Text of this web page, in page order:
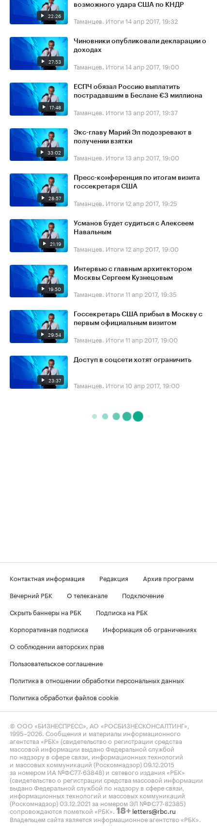
22:26
возможного удара США по КНДР
Таманцев. Итоги 14 апр 2017, 19:32
27:53
Чиновники опубликовали декларации о
доходах
Таманцев. Итоги 14 апр 2017, 19:00
17:48
ЕСПЧ обязал Россию выплатить
пострадавшим в Беслане €3 миллиона
Таманцев. Итоги 13 апр 2017, 19:37
33:02
Экс-главу Марий Эл подозревают в
получении взятки
Таманцев. Итоги 13 апр 2017, 19:00
28:57
Пресс-конференция по итогам визита
госсекретаря США
Таманцев. Итоги 12 апр 2017, 19:25
21:19
Усманов будет судиться с Алексеем
Навальным
Таманцев. Итоги 12 апр 2017, 19:00
19:50
Интервью с главным архитектором
Москвы Сергеем Кузнецовым
Таманцев. Итоги 11 апр 2017, 19:35
29:54
Госсекретарь США прибыл в Москву с
первым официальным визитом
Таманцев. Итоги 11 апр 2017, 19:00
23:37
Доступ в соцсети хотят ограничить
Таманцев. Итоги 10 апр 2017, 19:00
Контактная информация Редакция
Архив программ
Вечерний РБК
О телеканале
Подключение
Скрыть баннеры на РБК
Подписка на РБК
Корпоративная подписка
Информация об ограничениях
О соблюдении авторских прав
Пользовательское соглашение
Политика в отношении обработки персональных данных
Политика обработки файлов cookie
© ООО «БИЗНЕСПРЕСС», АО «РОСБИЗНЕСКОНСАЛТИНГ»,
1995–2026 . Сообщения и материалы информационного
агентства «РБК» (свидетельство о регистрации средства
массовой информации выдано Федеральной службой
по надзору в сфере связи, информационных технологий
и массовых коммуникаций (Роскомнадзор) 09.12.2015
за номером ИА №ФС77-63848) и сетевого издания «РБК»
(свидетельство о регистрации средства массовой информации
выдано Федеральной службой по надзору в сфере связи,
информационных технологий и массовых коммуникаций
(Роскомнадзор) 03.12.2021 за номером ЭЛ №ФС77-82385)
сопровождаются пометкой «РБК». 18+ letters@rbc.ru
Владельцем сайта является информационное агентство «РБК».